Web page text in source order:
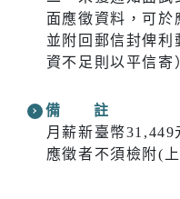
面應徵資料，可於
並附回郵信封俾利
資不足則以平信寄
備 註
月薪新臺幣31,449
應徵者不須檢附(